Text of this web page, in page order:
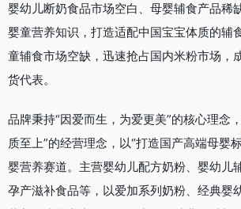
婴幼儿断奶食品市场空白、母婴辅食产品稀
婴童营养知识，打造适配中国宝宝体质的辅
童辅食市场空缺，迅速抢占国内米粉市场，
货代表。
品牌秉持“因爱而生，为爱更美”的核心理念
质至上”的经营理念，以“打造国产高端母婴
婴营养赛道。主营婴幼儿配方奶粉、婴幼儿
孕产滋补食品等，以爱加系列奶粉、经典婴